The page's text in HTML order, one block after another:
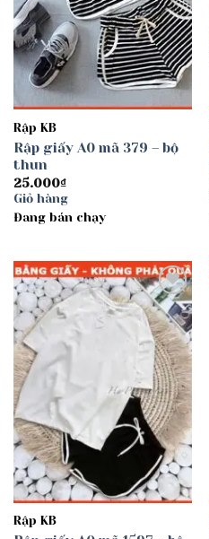
Rập KB
Rập giấy A0 mã 379 – bộ
thun
25.000₫
Giỏ hàng
Đang bán chạy
Add to
wishlist
Rập KB